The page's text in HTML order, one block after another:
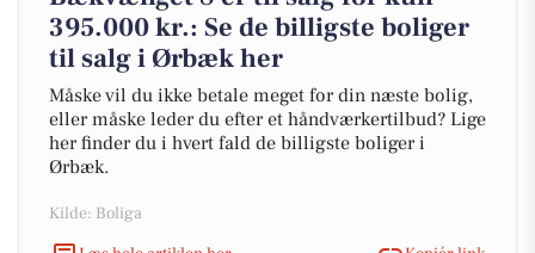
395.000 kr.: Se de billigste boliger
til salg i Ørbæk her
Måske vil du ikke betale meget for din næste bolig,
eller måske leder du efter et håndværkertilbud? Lige
her finder du i hvert fald de billigste boliger i
Ørbæk.
Kilde: Boliga